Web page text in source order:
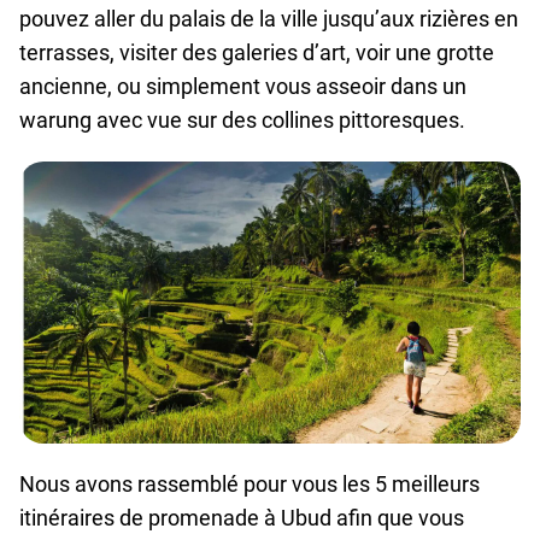
Coopération
avec
les
agences
de
voyage
Conditions
générales
pouvez aller du palais de la ville jusqu’aux rizières en
terrasses, visiter des galeries d’art, voir une grotte
ancienne, ou simplement vous asseoir dans un
warung avec vue sur des collines pittoresques.
Nous avons rassemblé pour vous les 5 meilleurs
itinéraires de promenade à Ubud afin que vous